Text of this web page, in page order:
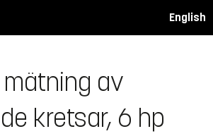
English
av
kretsar, 6 hp